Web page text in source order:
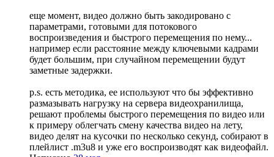
еще момент, видео должно быть закодировано с
параметрами, готовыми для потокового
воспроизведения и быстрого перемещения по нему...
например если расстояние между ключевыми кадрами
будет большим, при случайном перемещении будут
заметные задержки.
p.s. есть методика, ее используют что бы эффективно
размазывать нагрузку на сервера видеохранилища,
решают проблемы быстрого перемещения по видео или
к примеру облегчать смену качества видео на лету,
видео делят на кусочки по несколько секунд, собирают в
плейлист .m3u8 и уже его воспроизводят как видеофайл.